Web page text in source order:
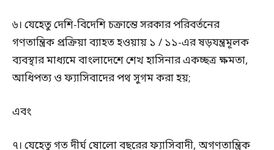
৬। যেহেতু দেশি-বিদেশি চক্রান্তে সরকার পরিবর্তনের
গণতান্ত্রিক প্রক্রিয়া ব্যাহত হওয়ায় ১ / ১১-এর ষড়যন্ত্রমূলক
ব্যবস্থার মাধ্যমে বাংলাদেশে শেখ হাসিনার একচ্ছত্র ক্ষমতা,
আধিপত্য ও ফ্যাসিবাদের পথ সুগম করা হয়;
এবং
৭। যেহেতু গত দীর্ঘ ষোলো বছরের ফ্যাসিবাদী, অগণতান্ত্রিক